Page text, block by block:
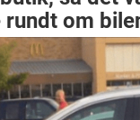
rundt om